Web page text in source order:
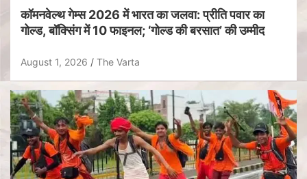
कॉमनवेल्थ गेम्स 2026 में भारत का जलवा: प्रीति पवार का
गोल्ड, बॉक्सिंग में 10 फाइनल; ‘गोल्ड की बरसात’ की उम्मीद
August 1, 2026 The Varta